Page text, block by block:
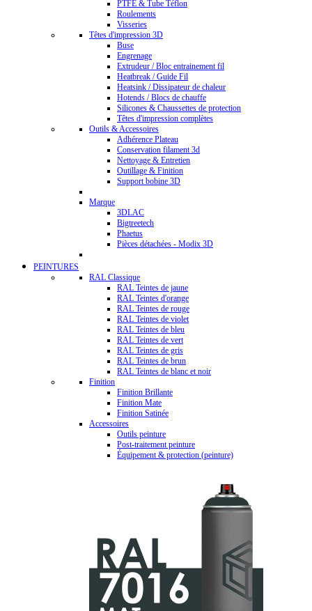
PTFE & Tube Téflon
Roulements
Visseries
Têtes d'impression 3D
Buse
Engrenage
Extrudeur / Bloc entrainement fil
Heatbreak / Guide Fil
Heatsink / Dissipateur de chaleur
Hotends / Blocs de chauffe
Silicones & Chaussettes de protection
Têtes d'impression complètes
Outils & Accessoires
Adhérence Plateau
Conservation filament 3d
Nettoyage & Entretien
Outillage & Finition
Support bobine 3D
Marque
3DLAC
Bigtreetech
Phaetus
Pièces détachées - Modix 3D
PEINTURES
RAL Classique
RAL Teintes de jaune
RAL Teintes d'orange
RAL Teintes de rouge
RAL Teintes de violet
RAL Teintes de bleu
RAL Teintes de vert
RAL Teintes de gris
RAL Teintes de brun
RAL Teintes de blanc et noir
Finition
Finition Brillante
Finition Mate
Finition Satinée
Accessoires
Outils peinture
Post-traitement peinture
Équipement & protection (peinture)